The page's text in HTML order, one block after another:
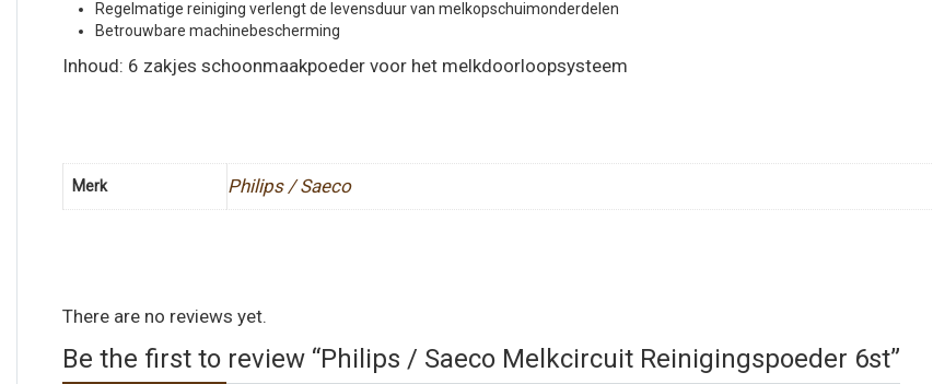
Regelmatige reiniging verlengt de levensduur van melkopschuimonderdelen
Betrouwbare machinebescherming
Inhoud: 6 zakjes schoonmaakpoeder voor het melkdoorloopsysteem
Merk Philips / Saeco
There are no reviews yet.
Be the first to review “Philips / Saeco Melkcircuit Reinigingspoeder 6st”